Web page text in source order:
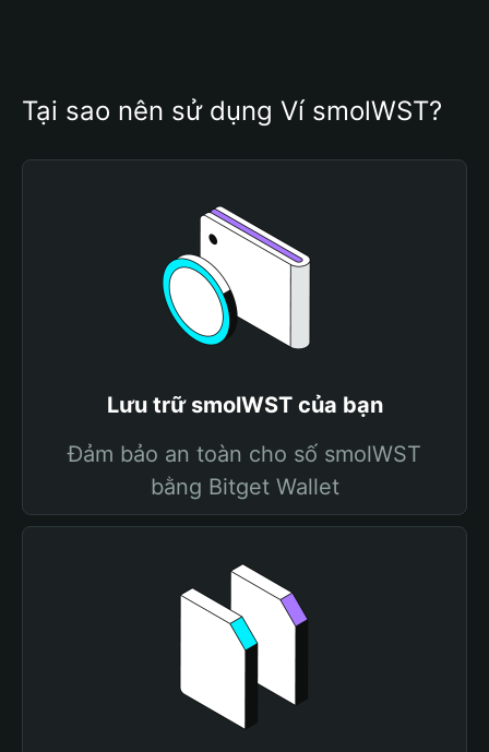
Tại sao nên sử dụng Ví smolWST?
Lưu trữ smolWST của bạn
Đảm bảo an toàn cho số smolWST
bằng Bitget Wallet